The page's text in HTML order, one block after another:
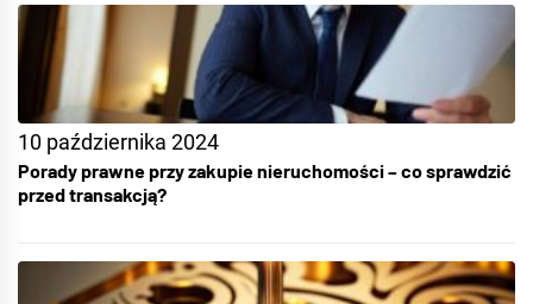
10 października 2024
Porady prawne przy zakupie nieruchomości – co sprawdzić
przed transakcją?